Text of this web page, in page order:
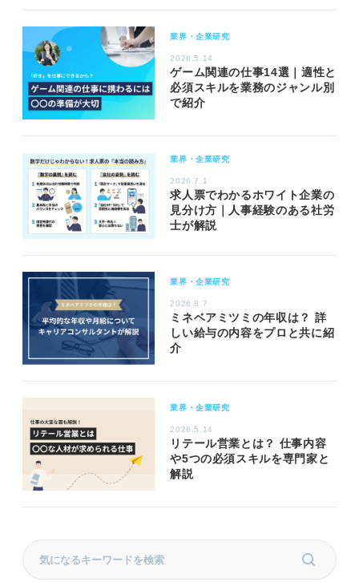
業界・企業研究
2026.5.14
ゲーム関連の仕事14選｜適性と
必須スキルを業務のジャンル別
で紹介
業界・企業研究
2026.7.1
求人票でわかるホワイト企業の
見分け方｜人事経験のある社労
士が解説
業界・企業研究
2026.8.7
ミネベアミツミの年収は？ 詳
しい給与の内容をプロと共に紹
介
業界・企業研究
2026.5.14
リテール営業とは？ 仕事内容
や5つの必須スキルを専門家と
解説